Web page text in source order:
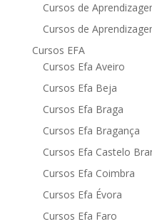
Cursos de
Cursos de
Cursos EFA
Cursos Efa Aveiro
Cursos Efa Beja
Cursos Efa Braga
Cursos Efa Bragança
Cursos Efa Castelo
Cursos Efa Coimbra
Cursos Efa Évora
Cursos Efa Faro